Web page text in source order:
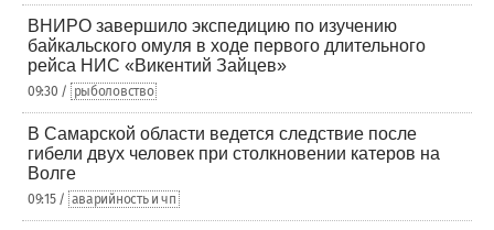
ВНИРО завершило экспедицию по изучению
байкальского омуля в ходе первого длительного
рейса НИС «Викентий Зайцев»
09:30 / рыболовство
В Самарской области ведется следствие после
гибели двух человек при столкновении катеров на
Волге
09:15 / аварийность и чп